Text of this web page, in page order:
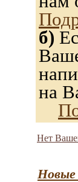
б)
на
Нет
Новые